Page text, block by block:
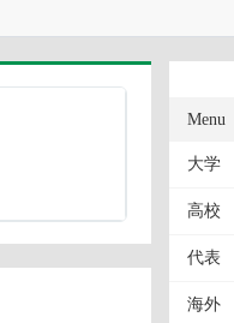
Menu
大学
高校
代表
海外